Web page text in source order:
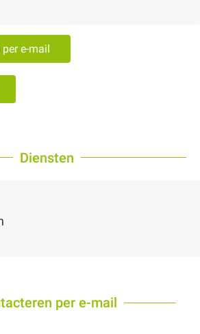
e-mail
Diensten
per e-mail